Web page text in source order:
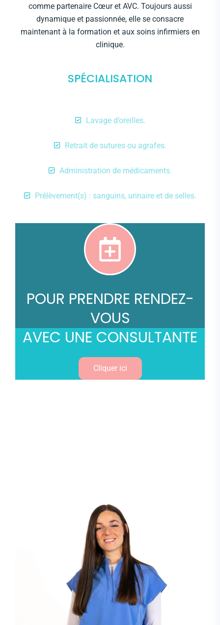
comme partenaire Cœur et AVC. Toujours aussi
dynamique et passionnée, elle se consacre
maintenant à la formation et aux soins infirmiers en
clinique.
SPÉCIALISATION
Lavage d’oreilles.
Retrait de sutures ou agrafes.
Administration de médicaments.
Prélèvement(s) : sanguins, urinaire et de selles.
POUR PRENDRE RENDEZ-
VOUS
AVEC UNE CONSULTANTE
Cliquer ici